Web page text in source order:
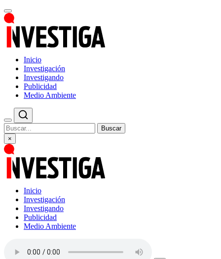
Inicio
Investigación
Investigando
Publicidad
Medio Ambiente
Buscar
×
Inicio
Investigación
Investigando
Publicidad
Medio Ambiente